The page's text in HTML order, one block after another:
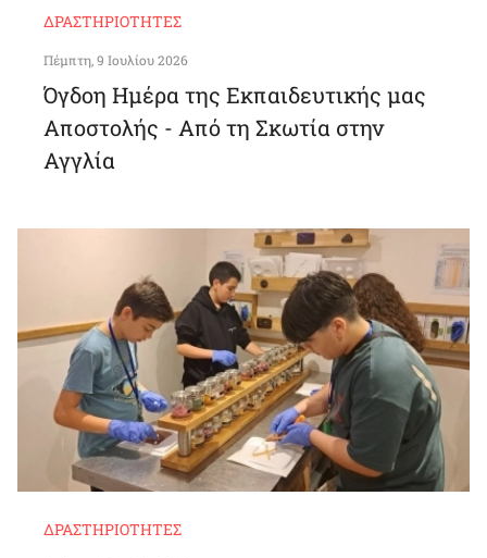
ΔΡΑΣΤΗΡΙΌΤΗΤΕΣ
Πέμπτη, 9 Ιουλίου 2026
Όγδοη Ημέρα της Εκπαιδευτικής μας
Αποστολής - Από τη Σκωτία στην
Αγγλία
ΔΡΑΣΤΗΡΙΌΤΗΤΕΣ